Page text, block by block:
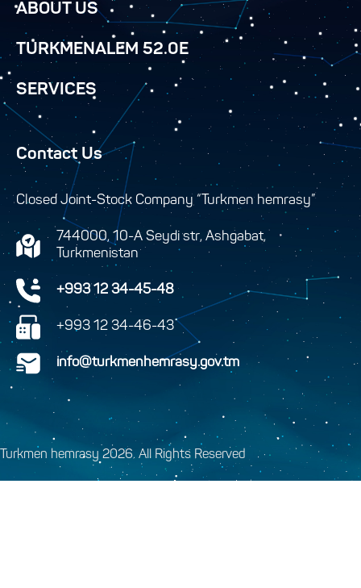
ABOUT US
TURKMENALEM 52.0E
SERVICES
Contact Us
Closed Joint-Stock Company “Turkmen hemrasy”
744000, 10-A Seydi str, Ashgabat,
Turkmenistan
+993 12 34-45-48
+993 12 34-46-43
info@turkmenhemrasy.gov.tm
Turkmen hemrasy 2026. All Rights Reserved